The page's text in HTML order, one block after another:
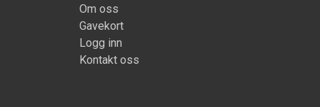
Om oss
Gavekort
Logg inn
Kontakt oss